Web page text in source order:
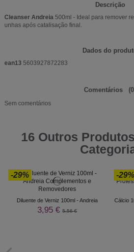
Descrição
Cleanser Andreia 500ml - Ideal para remover
unhas após catalisação final.
Dados do
ean13 5603927872283
Comentários
Sem comentários
16 Outros
-29%
Diluente de Verniz 100ml - Andreia
3,95 € 5,56 €
-29%
Cálcio